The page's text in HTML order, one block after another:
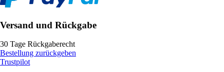
Versand und Rückgabe
30 Tage Rückgaberecht
Bestellung zurückgeben
Trustpilot